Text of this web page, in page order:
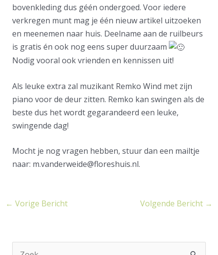
bovenkleding dus géén ondergoed. Voor iedere
verkregen munt mag je één nieuw artikel uitzoeken
en meenemen naar huis. Deelname aan de ruilbeurs
is gratis én ook nog eens super duurzaam
Nodig vooral ook vrienden en kennissen uit!
Als leuke extra zal muzikant Remko Wind met zijn
piano voor de deur zitten. Remko kan swingen als de
beste dus het wordt gegarandeerd een leuke,
swingende dag!
Mocht je nog vragen hebben, stuur dan een mailtje
naar: m.vanderweide@floreshuis.nl.
← Vorige Bericht Volgende Bericht →